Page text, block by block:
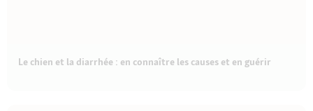
Le chien et la diarrhée : en connaître les causes et en guérir